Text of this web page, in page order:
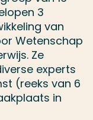
3
van
Wetenschap
Ze
experts
(reeks van 6
in